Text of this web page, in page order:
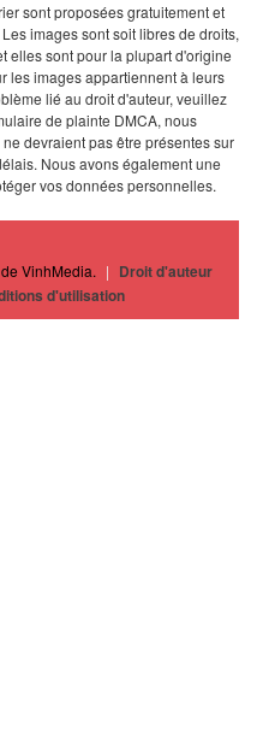
sont proposées gratuitement et
images sont soit libres de droits,
elles sont pour la plupart d'origine
les images appartiennent à leurs
lié au droit d'auteur, veuillez
de plainte DMCA, nous
devraient pas être présentes sur
Nous avons également une
vos données personnelles.
VinhMedia. | Droit d'auteur
d'utilisation